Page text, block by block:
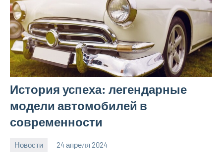
История успеха: легендарные
модели автомобилей в
современности
Новости 24 апреля 2024